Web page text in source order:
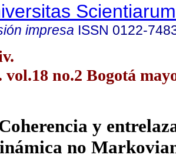
Scientiarum
impresa ISSN 0122-
vol.18 no.2 Bogotá
y
no